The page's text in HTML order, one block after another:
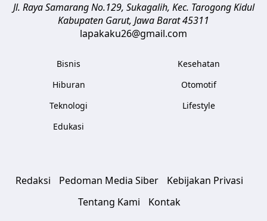
Jl. Raya Samarang No.129, Sukagalih, Kec. Tarogong Kidul
Kabupaten Garut, Jawa Barat45311
lapakaku26@gmail.com
Bisnis
Hiburan
Teknologi
Edukasi
Kesehatan
Otomotif
Lifestyle
Redaksi Pedoman Media Siber
Kebijakan Privasi
Tentang Kami
Kontak